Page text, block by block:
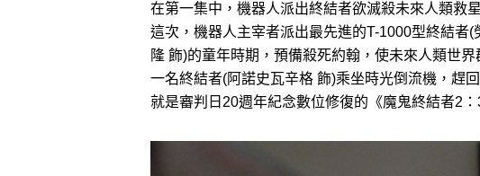
在第一集中，機器人派出終結者欲滅殺未來人類救
這次，機器人主宰者派出最先進的T-1000型終結者
隆 飾)的童年時期，預備殺死約翰，使未來人類世
一名終結者(阿諾史瓦辛格 飾)乘坐時光倒流機，趕
就是審判日20週年紀念數位修復的《魔鬼終結者2：